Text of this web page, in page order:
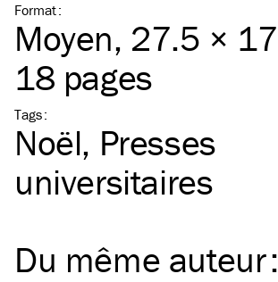
Format:
Moyen, 27.5 ×
18 pages
Tags:
Noël Presses
universitaires
Du même auteur: